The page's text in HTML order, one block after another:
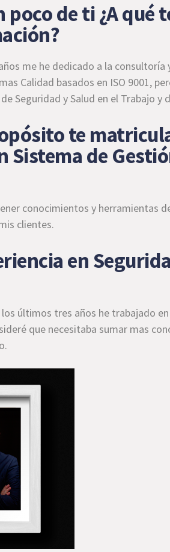
de ti ¿A qué
me he dedicado a la
Calidad basados en ISO 9001,
Seguridad y Salud en el Trabajo y
te
Sistema de
conocimientos y herramientas
clientes.
en
los últimos tres años he trabajado
que necesitaba sumar mas